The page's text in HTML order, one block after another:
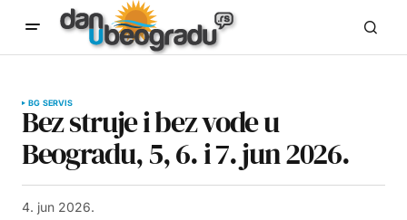
BG SERVIS
Bez struje i bez vode u
Beogradu, 5, 6. i 7. jun 2026.
4. jun 2026.